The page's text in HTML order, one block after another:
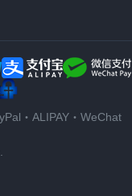
・ALIPAY・WeChat